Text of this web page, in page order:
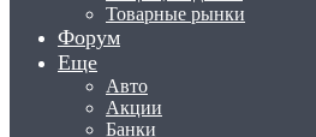
Товарные рынки
Форум
Еще
Авто
Акции
Банки